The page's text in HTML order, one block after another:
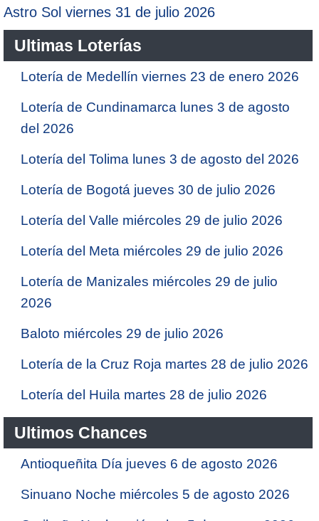
Astro Sol viernes 31 de julio 2026
Ultimas Loterías
Lotería de Medellín viernes 23 de enero 2026
Lotería de Cundinamarca lunes 3 de agosto
del 2026
Lotería del Tolima lunes 3 de agosto del 2026
Lotería de Bogotá jueves 30 de julio 2026
Lotería del Valle miércoles 29 de julio 2026
Lotería del Meta miércoles 29 de julio 2026
Lotería de Manizales miércoles 29 de julio
2026
Baloto miércoles 29 de julio 2026
Lotería de la Cruz Roja martes 28 de julio 2026
Lotería del Huila martes 28 de julio 2026
Ultimos Chances
Antioqueñita Día jueves 6 de agosto 2026
Sinuano Noche miércoles 5 de agosto 2026